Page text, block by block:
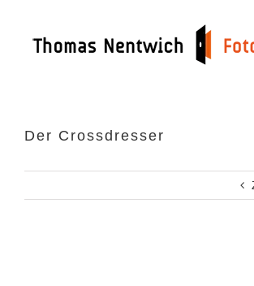
springen
Der Crossdresser